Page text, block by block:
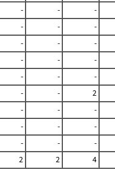
- - -
- - -
- - -
- - -
- - -
- - 2
- - -
- - -
- - -
2 2 4